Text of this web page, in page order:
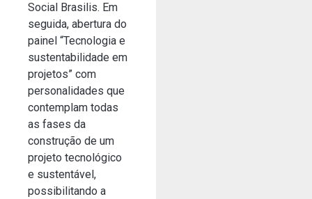
Social Brasilis. Em
seguida, abertura do
painel “Tecnologia e
sustentabilidade em
projetos” com
personalidades que
contemplam todas
as fases da
construção de um
projeto tecnológico
e sustentável,
possibilitando a